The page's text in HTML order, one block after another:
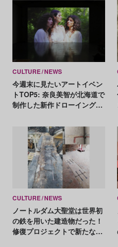
CULTURE NEWS
今週末に見たいアートイベン
トTOP5: 奈良美智が北海道で
制作した新作ドローイングを
ム大聖堂を時間旅行！
CULTURE NEWS
ノートルダム大聖堂は世界初
の鉄を用いた建造物だった！
修復プロジェクトで新たな歴